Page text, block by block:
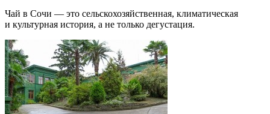
Чай в Сочи — это сельскохозяйственная, климатическая
и культурная история, а не только дегустация.